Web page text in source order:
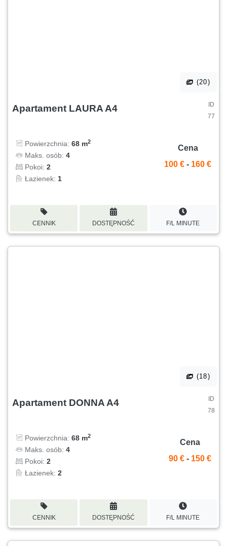
(20)
Apartament LAURA A4
ID
77
Powierzchnia: 68 m2
Maks. osób: 4
Pokoi: 2
Łazienek: 1
Cena
100 € - 160 €
CENNIK DOSTĘPNOŚĆ F/L MINUTE
(18)
Apartament DONNA A4
ID
78
Powierzchnia: 68 m2
Maks. osób: 4
Pokoi: 2
Łazienek: 2
Cena
90 € - 150 €
CENNIK DOSTĘPNOŚĆ F/L MINUTE